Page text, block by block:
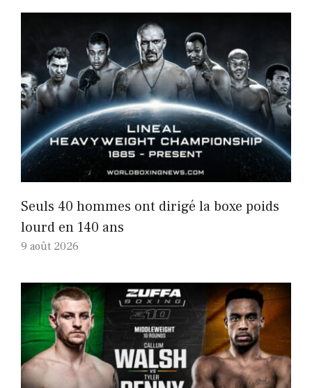
Seuls 40 hommes ont dirigé la boxe poids
lourd en 140 ans
9 août 2026